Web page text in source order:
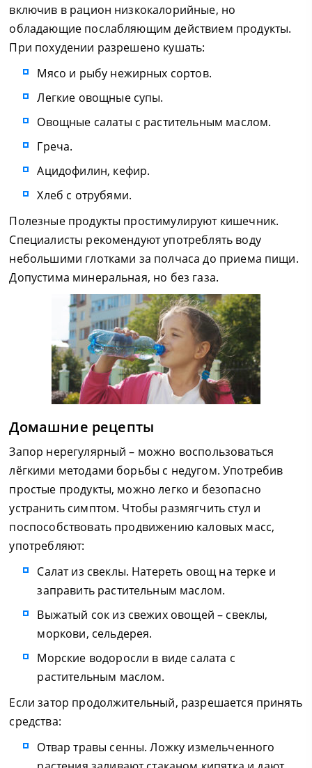
включив в рацион низкокалорийные, но
обладающие послабляющим действием продукты.
При похудении разрешено кушать:
Мясо и рыбу нежирных сортов.
Легкие овощные супы.
Овощные салаты с растительным маслом.
Греча.
Ацидофилин, кефир.
Хлеб с отрубями.
Полезные продукты простимулируют кишечник.
Специалисты рекомендуют употреблять воду
небольшими глотками за полчаса до приема пищи.
Допустима минеральная, но без газа.
Домашние рецепты
Запор нерегулярный – можно воспользоваться
лёгкими методами борьбы с недугом. Употребив
простые продукты, можно легко и безопасно
устранить симптом. Чтобы размягчить стул и
поспособствовать продвижению каловых масс,
употребляют:
Салат из свеклы. Натереть овощ на терке и
заправить растительным маслом.
Выжатый сок из свежих овощей – свеклы,
моркови, сельдерея.
Морские водоросли в виде салата с
растительным маслом.
Если затор продолжительный, разрешается принять
средства:
Отвар травы сенны. Ложку измельченного